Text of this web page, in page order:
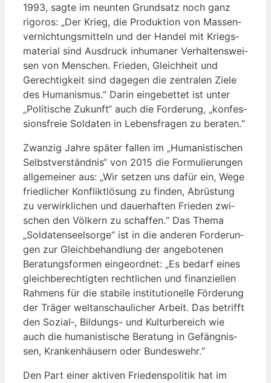
1993, sag­te im neun­ten Grund­satz noch ganz
rigo­ros: „Der Krieg, die Pro­duk­ti­on von Mas­sen­
ver­nich­tungs­mit­teln und der Han­del mit Kriegs­
ma­te­ri­al sind Aus­druck inhu­ma­ner Ver­hal­tens­wei­
sen von Men­schen. Frie­den, Gleich­heit und
Gerech­tig­keit sind dage­gen die zen­tra­len Zie­le
des Huma­nis­mus.“ Dar­in ein­ge­bet­tet ist unter
„Poli­ti­sche Zukunft“ auch die For­de­rung, „kon­fes­
si­ons­freie Sol­da­ten in Lebens­fra­gen zu beraten.“
Zwan­zig Jah­re spä­ter fal­len im „Huma­nis­ti­schen
Selbst­ver­ständ­nis“ von 2015 die For­mu­lie­run­gen
all­ge­mei­ner aus: „Wir set­zen uns dafür ein, Wege
fried­li­cher Kon­flikt­lö­sung zu fin­den, Abrüs­tung
zu ver­wirk­li­chen und dau­er­haf­ten Frie­den zwi­
schen den Völ­kern zu schaf­fen.“ Das The­ma
„Sol­da­ten­seel­sor­ge“ ist in die ande­ren For­de­run­
gen zur Gleich­be­hand­lung der ange­bo­te­nen
Bera­tungs­for­men ein­ge­ord­net: „Es bedarf eines
gleich­be­rech­tig­ten recht­li­chen und finan­zi­el­len
Rah­mens für die sta­bi­le insti­tu­tio­nel­le För­de­rung
der Trä­ger welt­an­schau­li­cher Arbeit. Das betrifft
den Sozial‑, Bil­dungs- und Kul­tur­be­reich wie
auch die huma­nis­ti­sche Bera­tung in Gefäng­nis­
sen, Kran­ken­häu­sern oder Bundeswehr.“
Den Part einer akti­ven Frie­dens­po­li­tik hat im